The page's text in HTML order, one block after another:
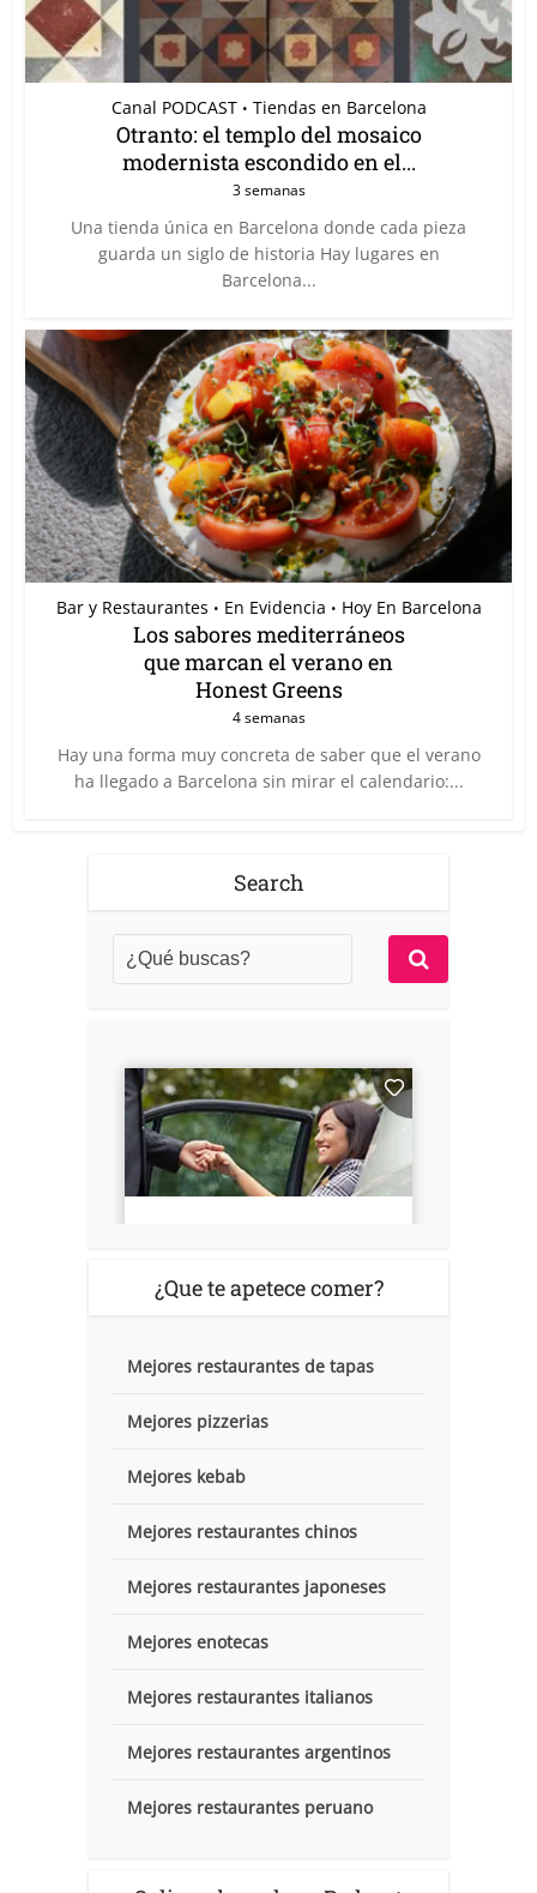
Canal PODCAST • Tiendas en Barcelona
Otranto: el templo del mosaico
modernista escondido en el...
3 semanas
Una tienda única en Barcelona donde cada pieza
guarda un siglo de historia Hay lugares en
Barcelona...
Bar y Restaurantes • En Evidencia • Hoy En Barcelona
Los sabores mediterráneos
que marcan el verano en
Honest Greens
4 semanas
Hay una forma muy concreta de saber que el verano
ha llegado a Barcelona sin mirar el calendario:...
Search
¿Que te apetece comer?
Mejores restaurantes de tapas
Mejores pizzerias
Mejores kebab
Mejores restaurantes chinos
Mejores restaurantes japoneses
Mejores enotecas
Mejores restaurantes italianos
Mejores restaurantes argentinos
Mejores restaurantes peruano